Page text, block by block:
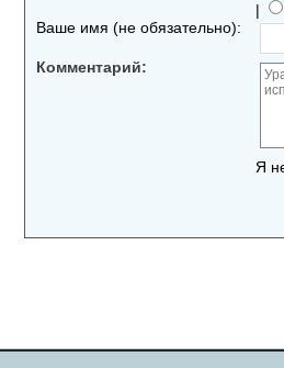
|
Ваше имя (не обязательно):
Комментарий:
Я